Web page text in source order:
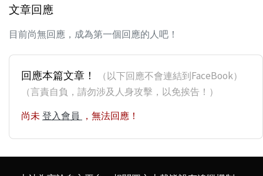
文章回應
目前尚無回應，成為第一個回應的人吧！
回應本篇文章！
（以下回應不會連結到FaceBook）
（言責自負，請勿涉及人身攻擊，以免挨告！）
尚未 登入會員 ，無法回應！